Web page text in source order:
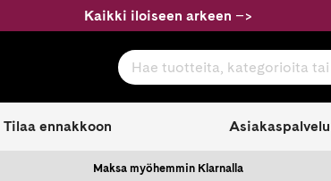
Kaikki iloiseen arkeen –>
Hae tuotteita, kategorioita tai
Tilaa ennakkoon Asiakaspalvelu
Maksa myöhemmin Klarnalla